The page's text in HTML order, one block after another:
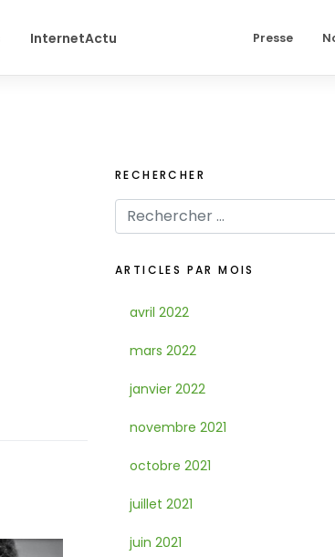
InternetActu Presse
RECHERCHER
ARTICLES PAR MOIS
avril 2022
mars 2022
janvier 2022
novembre 2021
octobre 2021
juillet 2021
juin 2021